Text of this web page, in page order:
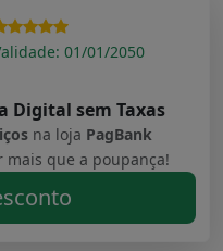
01/01/2050
Digital sem Taxas
na loja PagBank
mais que a poupança!